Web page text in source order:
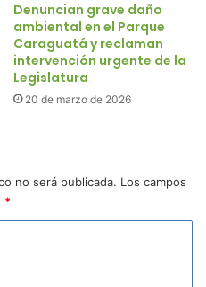
Denuncian grave daño
ambiental en el Parque
Caraguatá y reclaman
intervención urgente de la
Legislatura
20 de marzo de 2026
no será publicada. Los campos
*